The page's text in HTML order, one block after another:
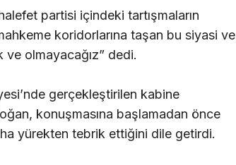
partisi içindeki tartışmaların
koridorlarına taşan bu siyasi ve
olmayacağız” dedi.
gerçekleştirilen kabine
konuşmasına başlamadan önce
yürekten tebrik ettiğini dile getirdi.